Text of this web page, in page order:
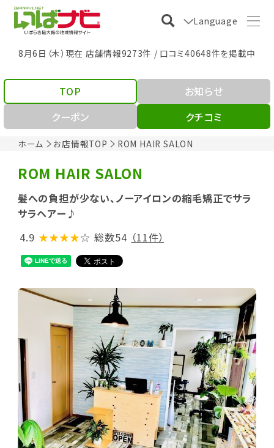
Language
8月6日（木）現在 店舗情報9273件 / 口コミ40648件を掲載中
ホーム お店情報TOP ROM HAIR SALON
TOP
お知らせ
クーポン
クチコミ
ROM HAIR SALON
髪への負担が少ない、ノーアイロンの縮毛矯正でサラ
サラヘアー♪
4.9 ★★★★☆ 総数54 （11件）